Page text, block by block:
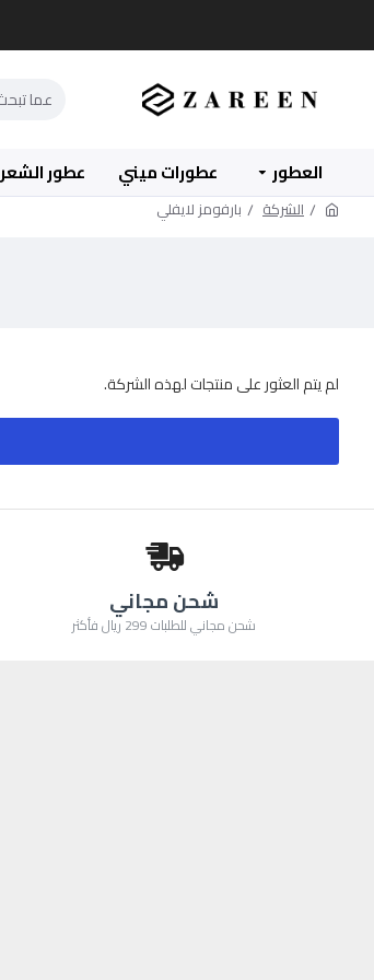
العطور عطورات ميني عطور الشعر
الشركة بارفومز لايفلي
لم يتم العثور على منتجات لهذه الشركة.
شحن مجاني
شحن مجاني للطلبات 299 ريال فأكثر